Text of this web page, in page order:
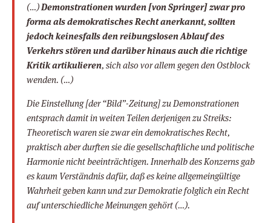
(…) Demonstrationen wurden [von Springer] zwar pro
forma als demokratisches Recht anerkannt, sollten
jedoch keinesfalls den reibungslosen Ablauf des
Verkehrs stören und darüber hinaus auch die richtige
Kritik artikulieren, sich also vor allem gegen den Ostblock
wenden. (…)
Die Einstellung [der “Bild”-Zeitung] zu Demonstrationen
entsprach damit in weiten Teilen derjenigen zu Streiks:
Theoretisch waren sie zwar ein demokratisches Recht,
praktisch aber durften sie die gesellschaftliche und politische
Harmonie nicht beeinträchtigen. Innerhalb des Konzerns gab
es kaum Verständnis dafür, daß es keine allgemeingültige
Wahrheit geben kann und zur Demokratie folglich ein Recht
auf unterschiedliche Meinungen gehört (…).